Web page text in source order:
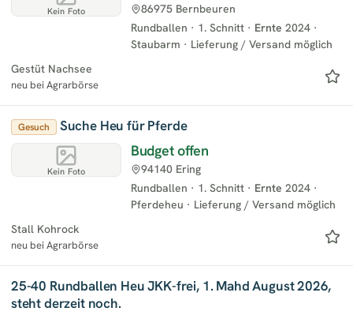
Kein Foto
Rundballen · 1. Schnitt · Ernte 2024 ·
Staubarm · Lieferung / Versand möglich
86975 Bernbeuren
Gestüt Nachsee
neu bei Agrarbörse
Kein Foto
Gesuch Suche Heu für Pferde
Budget offen
Rundballen · 1. Schnitt · Ernte 2024 ·
Pferdeheu · Lieferung / Versand möglich
94140 Ering
Stall Kohrock
neu bei Agrarbörse
25-40 Rundballen Heu JKK-frei, 1. Mahd August 2026,
steht derzeit noch.